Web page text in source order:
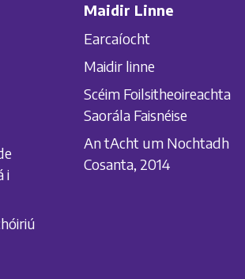
i
Maidir Linne
Earcaíocht
Maidir linne
Scéim Foilsitheoireachta
Saorála Faisnéise
An tAcht um Nochtadh
Cosanta, 2014